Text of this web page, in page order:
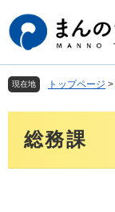
ー
ジ
先
頭
で
ニ
ュ
を
飛
ば
現在地 トップページ >
総務課